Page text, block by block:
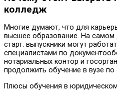
колледж
Многие думают, что для
высшее образование. На
старт: выпускники могут
специалистами по
нотариальных контор и
продолжить обучение в вузе
Плюсы обучения в